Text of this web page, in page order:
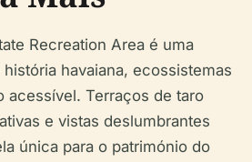
Recreation Area é uma
havaiana, ecossistemas
acessível. Terraços de taro
e vistas deslumbrantes
única para o património do